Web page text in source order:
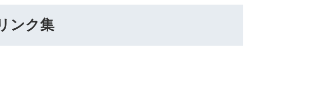
ンク集